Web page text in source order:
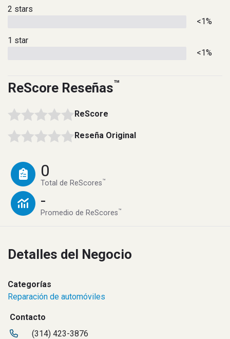
2 stars
<1%
1 star
<1%
ReScore Reseñas™
ReScore
Reseña Original
0
Total de ReScores™
-
Promedio de ReScores™
Detalles del Negocio
Categorías
Reparación de automóviles
Contacto
(314) 423-3876